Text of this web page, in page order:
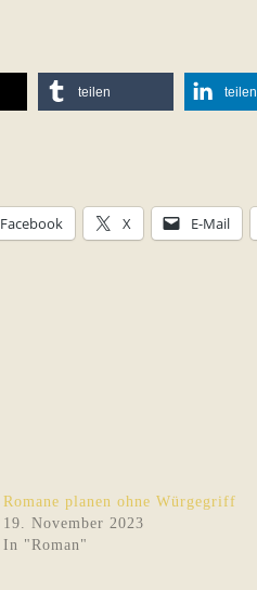
teilen teilen
Facebook X E-Mail
Romane planen ohne Würgegriff
19. November 2023
In "Roman"